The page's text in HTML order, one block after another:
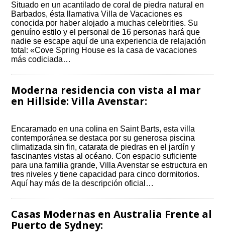
Situado en un acantilado de coral de piedra natural en
Barbados, ésta llamativa Villa de Vacaciones es
conocida por haber alojado a muchas celebrities. Su
genuíno estilo y el personal de 16 personas hará que
nadie se escape aquí de una experiencia de relajación
total: «Cove Spring House es la casa de vacaciones
más codiciada…
Moderna residencia con vista al mar
en Hillside: Villa Avenstar:
Encaramado en una colina en Saint Barts, esta villa
contemporánea se destaca por su generosa piscina
climatizada sin fin, catarata de piedras en el jardín y
fascinantes vistas al océano. Con espacio suficiente
para una familia grande, Villa Avenstar se estructura en
tres niveles y tiene capacidad para cinco dormitorios.
Aquí hay más de la descripción oficial…
Casas Modernas en Australia Frente al
Puerto de Sydney: